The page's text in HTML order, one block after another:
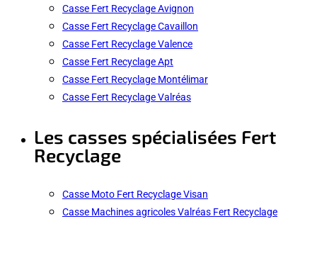
Casse Fert Recyclage Avignon
Casse Fert Recyclage Cavaillon
Casse Fert Recyclage Valence
Casse Fert Recyclage Apt
Casse Fert Recyclage Montélimar
Casse Fert Recyclage Valréas
Les casses spécialisées Fert
Recyclage
Casse Moto Fert Recyclage Visan
Casse Machines agricoles Valréas Fert Recyclage